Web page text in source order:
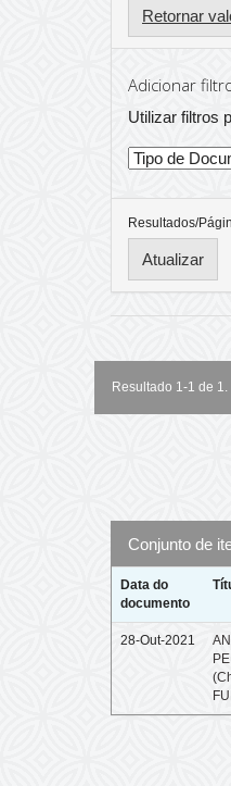
Retornar
Adicionar
Utilizar filtros
Resultados/
Resultado 1-1 de 1.
Conjunto de
Data do
documento
28-Out-2021